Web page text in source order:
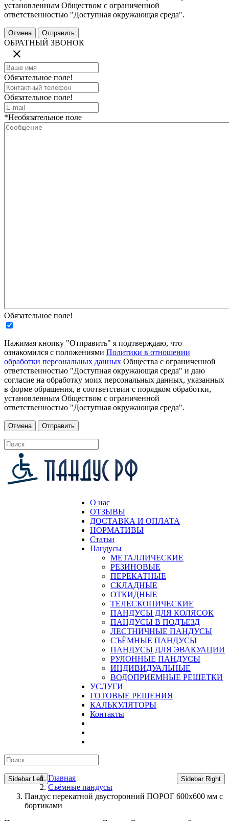
установленным Обществом с ограниченной
ответственностью "Доступная окружающая среда".
ОБРАТНЫЙ ЗВОНОК
Обязательное поле!
Обязательное поле!
*Необязательное поле
Обязательное поле!
Нажимая кнопку "Отправить" я подтверждаю, что
ознакомился с положениями Политики в отношении
обработки персональных данных Общества с ограниченной
ответственностью "Доступная окружающая среда" и даю
согласие на обработку моих персональных данных, указанных
в форме обращения, в соответствии с порядком обработки,
установленным Обществом с ограниченной
ответственностью "Доступная окружающая среда".
О нас
ОТЗЫВЫ
ДОСТАВКА И ОПЛАТА
НОРМАТИВЫ
Статьи
Пандусы
МЕТАЛЛИЧЕСКИЕ
РЕЗИНОВЫЕ
ПЕРЕКАТНЫЕ
СКЛАДНЫЕ
ОТКИДНЫЕ
ТЕЛЕСКОПИЧЕСКИЕ
ПАНДУСЫ ДЛЯ КОЛЯСОК
ПАНДУСЫ В ПОДЪЕЗД
ЛЕСТНИЧНЫЕ ПАНДУСЫ
CЪЁМНЫЕ ПАНДУСЫ
ПАНДУСЫ ДЛЯ ЭВАКУАЦИИ
РУЛОННЫЕ ПАНДУСЫ
ИНДИВИДУАЛЬНЫЕ
ВОДОПРИЕМНЫЕ РЕШЕТКИ
УСЛУГИ
ГОТОВЫЕ РЕШЕНИЯ
КАЛЬКУЛЯТОРЫ
Контакты
Sidebar Left Sidebar Right
Главная
Съёмные пандусы
Пандус перекатной двусторонний ПОРОГ 600х600 мм с
бортиками